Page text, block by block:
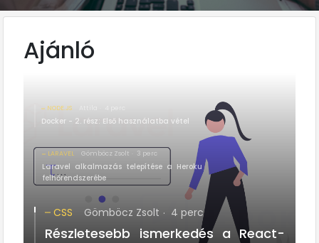
Ajánló
NODE.JS
Docker - 2. rész: Első használatba vétel
LARAVEL Gömböcz Zsolt 3 perc
Laravel alkalmazás telepítése a Heroku
felhőrendszerébe
CSS Gömböcz Zsolt 4 perc
Részletesebb ismerkedés a React-